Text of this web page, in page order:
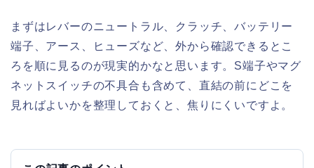
まずはレバーのニュートラル、クラッチ、バッテリー
端子、アース、ヒューズなど、外から確認できるとこ
ろを順に見るのが現実的かなと思います。S端子やマグ
ネットスイッチの不具合も含めて、直結の前にどこを
見ればよいかを整理しておくと、焦りにくいですよ。